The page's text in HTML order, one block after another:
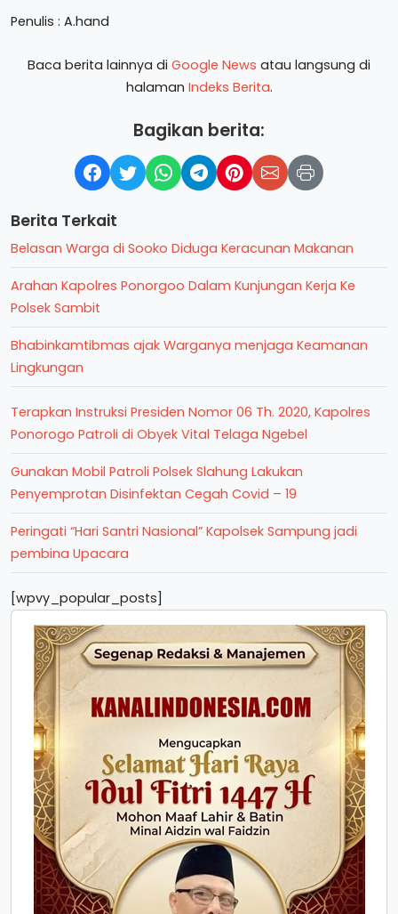
Penulis : A.hand
Baca berita lainnya di Google News atau langsung di
halaman Indeks Berita.
Bagikan berita:
Berita Terkait
Belasan Warga di Sooko Diduga Keracunan Makanan
Arahan Kapolres Ponorgoo Dalam Kunjungan Kerja Ke
Polsek Sambit
Bhabinkamtibmas ajak Warganya menjaga Keamanan
Lingkungan
Terapkan Instruksi Presiden Nomor 06 Th. 2020, Kapolres
Ponorogo Patroli di Obyek Vital Telaga Ngebel
Gunakan Mobil Patroli Polsek Slahung Lakukan
Penyemprotan Disinfektan Cegah Covid – 19
Peringati “Hari Santri Nasional” Kapolsek Sampung jadi
pembina Upacara
[wpvy_popular_posts]